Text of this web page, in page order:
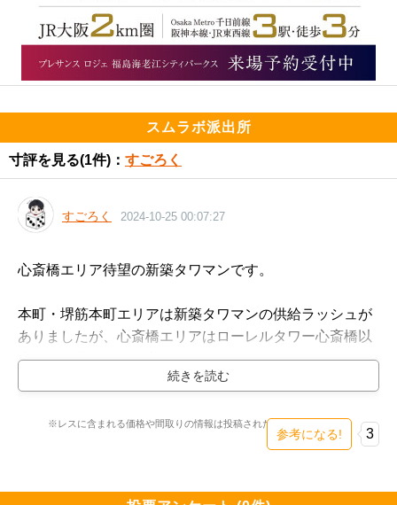
スムラボ派出所
寸評を見る(1件)： すごろく
すごろく 2024-10-25 00:07:27
心斎橋エリア待望の新築タワマンです。
本町・堺筋本町エリアは新築タワマンの供給ラッシュが
ありましたが、心斎橋エリアはローレルタワー心斎橋以
来なので待っていた方は多いのではないでしょうか？
るな、住んだら楽しそう！』という印象です。
心斎橋筋商店街自体はガヤガヤしているのですが、一本
なります。
参考になる! 3
※レスに含まれる価格や間取りの情報は投稿された時点のものです。